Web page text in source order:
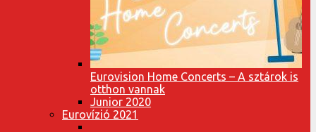
Eurovision Home Concerts – A sztárok is
otthon vannak
Junior 2020
Eurovízió 2021